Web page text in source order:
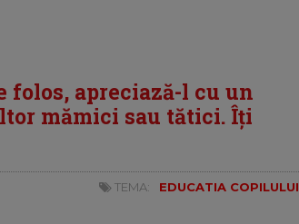
folos, apreciază-l cu un
mămici sau tătici. Îți
TEMA: EDUCATIA COPILULUI